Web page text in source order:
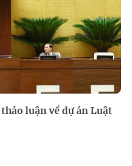
luận về dự án Luật